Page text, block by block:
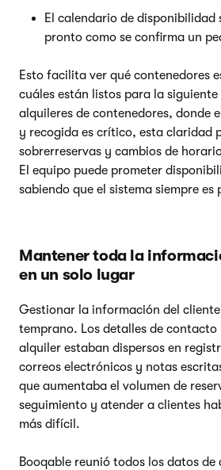
El calendario de disponibilidad
pronto como se confirma un
Esto facilita ver qué contenedores
cuáles están listos para la
alquileres de contenedores, donde
y recogida es crítico, esta claridad
sobrerreservas y cambios de
El equipo puede prometer
sabiendo que el sistema siempre es
Mantener toda la
en un solo lugar
Gestionar la información del
temprano. Los detalles de
alquiler estaban dispersos en
correos electrónicos y notas
que aumentaba el volumen de
seguimiento y atender a clientes
más difícil.
Booqable reunió todos los datos de